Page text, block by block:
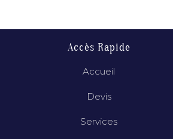
Accès Rapide
Accueil
Devis
Services